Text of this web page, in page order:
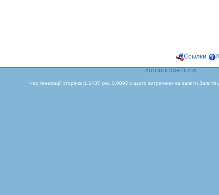
Ссылки
AUTODOCTOR.OD.UA
Час генерації сторінки:1.1437 сек.,0.0092 з цього витрачено на